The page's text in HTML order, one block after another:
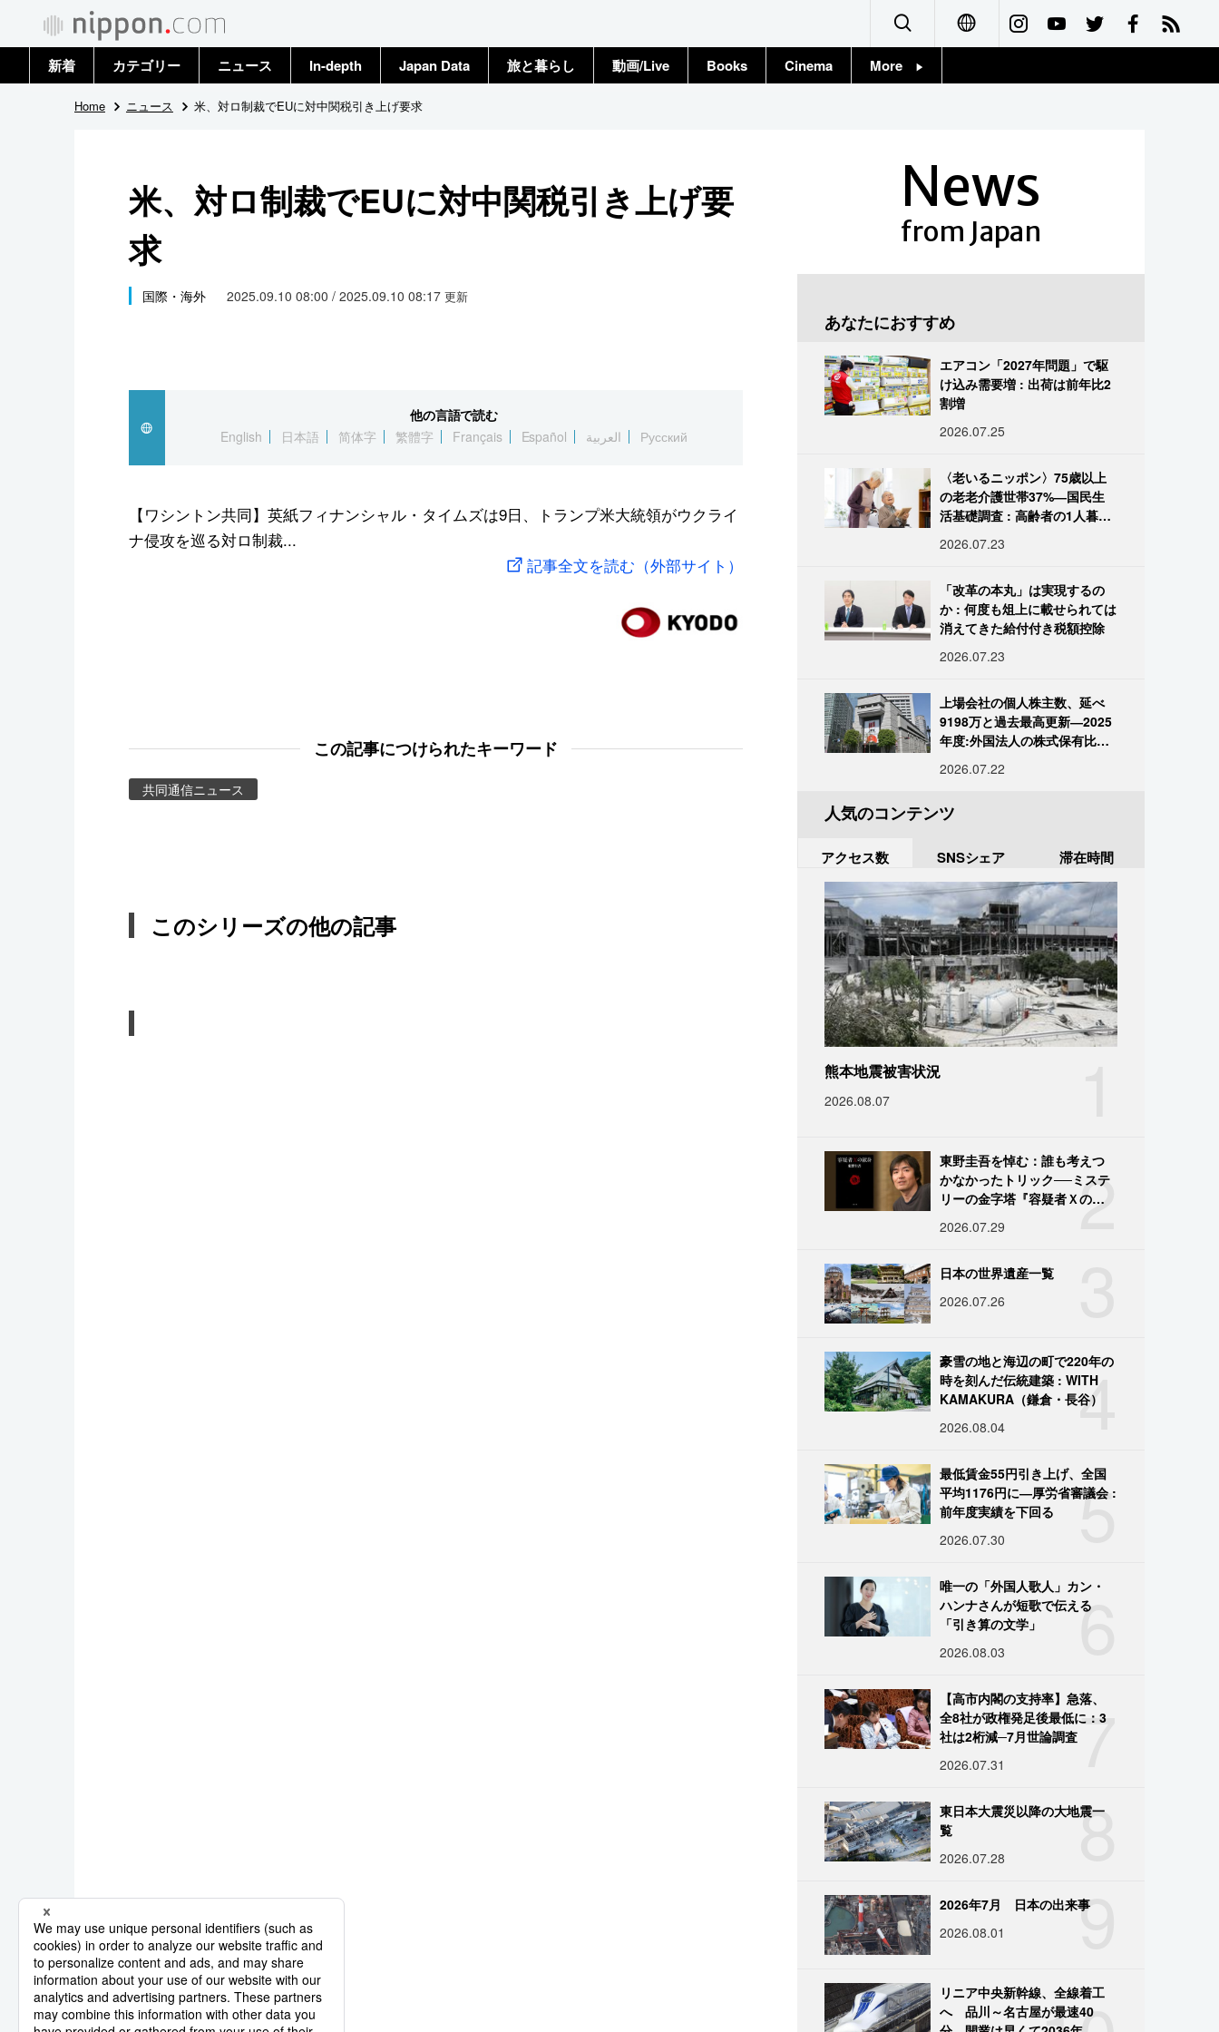
Français
新着 カテゴリー
政治・外交
国際
社会
文化
スポーツ・東京2020
ニュース
トップ
In-depth Japan Data 旅と暮らし 動画/Live Books Cinema More
Home ニュース 米、対ロ制裁でEUに対中関税引き上げ要求
米、対ロ制裁でEUに対中関税引き上げ要
求
国際・海外 2025.09.10 08:00 / 2025.09.10 08:17 更新
他の言語で読む
English
日本語 简体字 繁體字 Français Español العربية Русский
【ワシントン共同】英紙フィナンシャル・タイムズは9日、トランプ米大統領がウクライ
ナ侵攻を巡る対ロ制裁...
記事全文を読む（外部サイト）
この記事につけられたキーワード
共同通信ニュース
このシリーズの他の記事
News
from Japan
あなたにおすすめ
エアコン「2027年問題」で駆
け込み需要増 : 出荷は前年比2
割増
2026.07.25
〈老いるニッポン〉75歳以上
の老老介護世帯37%―国民生
活基礎調査 : 高齢者の1人暮ら
2026.07.23
「改革の本丸」は実現するの
か : 何度も俎上に載せられては
消えてきた給付付き税額控除
2026.07.23
上場会社の個人株主数、延べ
9198万と過去最高更新―2025
年度:外国法人の株式保有比率
2026.07.22
人気のコンテンツ
アクセス数 SNSシェア 滞在時間
熊本地震被害状況
2026.08.07
2
東野圭吾を悼む：誰も考えつ
かなかったトリック──ミステ
リーの金字塔『容疑者Ｘの献
2026.07.29
日本の世界遺産一覧
2026.07.26
4
豪雪の地と海辺の町で220年の
時を刻んだ伝統建築 : WITH
KAMAKURA（鎌倉・長谷）
2026.08.04
5
最低賃金55円引き上げ、全国
平均1176円に―厚労省審議会 :
前年度実績を下回る
2026.07.30
6
唯一の「外国人歌人」カン・
ハンナさんが短歌で伝える
「引き算の文学」
2026.08.03
7
【高市内閣の支持率】急落、
全8社が政権発足後最低に：3
社は2桁減─7月世論調査
2026.07.31
8
東日本大震災以降の大地震一
覧
2026.07.28
9
2026年7月 日本の出来事
2026.08.01
リニア中央新幹線、全線着工
へ 品川～名古屋が最速40